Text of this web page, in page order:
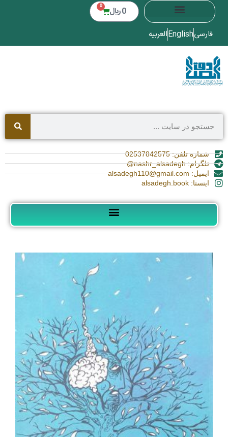
0 ﷼ 0
فارسیEnglishالعربیه
شماره تلفن: 02537842575
تلگرام: nashr_alsadegh@
ایمیل: alsadegh110@gmail.com
اینستا: alsadegh.book